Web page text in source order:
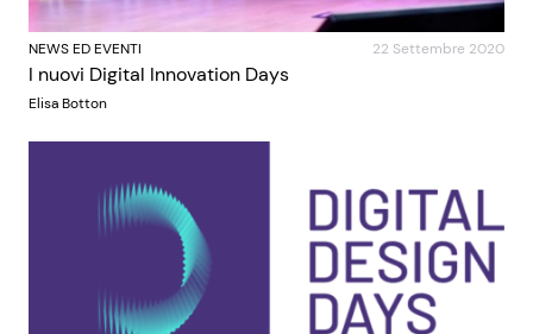
NEWS ED EVENTI 22 Settembre 2020
I nuovi Digital Innovation Days
Elisa Botton